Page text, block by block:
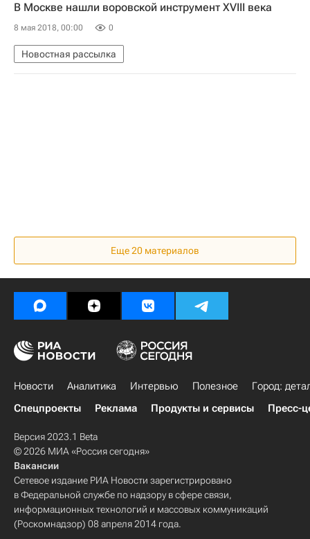
Россия
В Москве нашли воровской инструмент XVIII века
8 мая 2018, 00:00 0
Новостная рассылка
Еще 20 материалов
Новости Аналитика Интервью Полезное
Город:
Спецпроекты
Реклама Продукты и сервисы Пресс-
Версия 2023.1 Beta
© 2026 МИА «Россия сегодня»
Вакансии
Сетевое издание РИА Новости зарегистрировано
в Федеральной службе по надзору в сфере связи,
информационных технологий и массовых коммуникаций
(Роскомнадзор) 08 апреля 2014 года.